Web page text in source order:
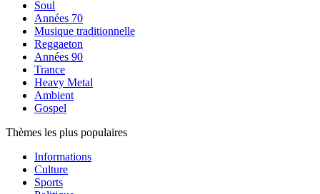
Soul
Années 70
Musique traditionnelle
Reggaeton
Années 90
Trance
Heavy Metal
Ambient
Gospel
Thèmes les plus populaires
Informations
Culture
Sports